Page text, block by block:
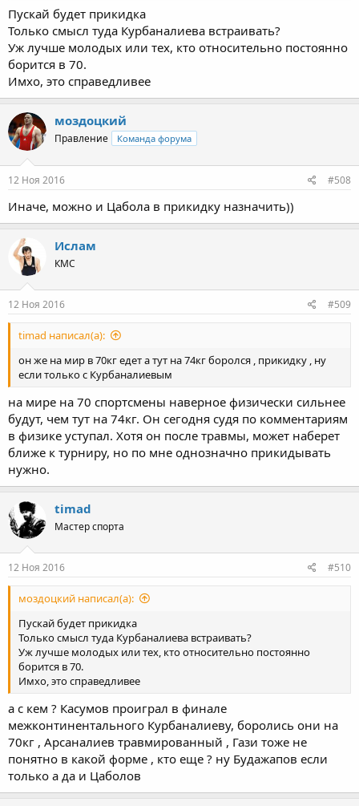
Пускай будет прикидка
Только смысл туда Курбаналиева встраивать?
Уж лучше молодых или тех, кто относительно постоянно
борится в 70.
Имхо, это справедливее
моздоцкий
Правление Команда форума
12 Ноя 2016 #508
Иначе, можно и Цабола в прикидку назначить))
Ислам
КМС
12 Ноя 2016 #509
timad написал(а):
он же на мир в 70кг едет а тут на 74кг боролся , прикидку , ну
если только с Курбаналиевым
на мире на 70 спортсмены наверное физически сильнее
будут, чем тут на 74кг. Он сегодня судя по комментариям
в физике уступал. Хотя он после травмы, может наберет
ближе к турниру, но по мне однозначно прикидывать
нужно.
timad
Мастер спорта
12 Ноя 2016 #510
моздоцкий написал(а):
Пускай будет прикидка
Только смысл туда Курбаналиева встраивать?
Уж лучше молодых или тех, кто относительно постоянно
борится в 70.
Имхо, это справедливее
а с кем ? Касумов проиграл в финале
межконтинентального Курбаналиеву, боролись они на
70кг , Арсаналиев травмированный , Гази тоже не
понятно в какой форме , кто еще ? ну Будажапов если
только а да и Цаболов